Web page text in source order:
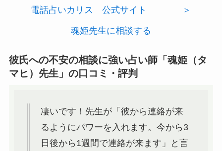
電話占いカリス 公式サイト ＞
魂姫先生に相談する
彼氏への不安の相談に強い占い師「魂姫（タ
マヒ）先生」の口コミ・評判
凄いです！先生が「彼から連絡が来
るようにパワーを入れます。今から3
日後から1週間で連絡が来ます」と言